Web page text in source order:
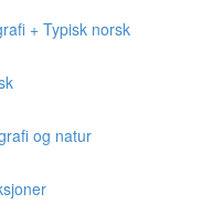
+ Typisk norsk
og natur